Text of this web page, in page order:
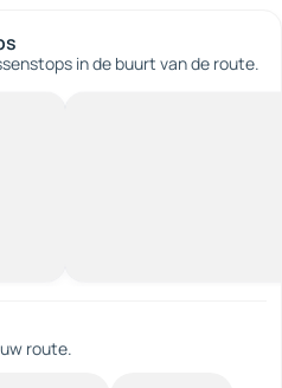
in de buurt van de route.
route.